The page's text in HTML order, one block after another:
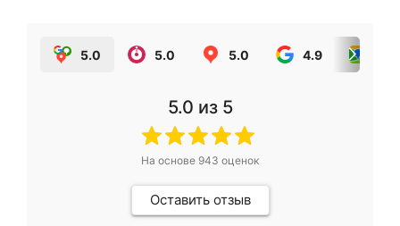
5.0 5.0 5.0 4.9
5.0 из 5
На основе 943 оценок
Оставить отзыв